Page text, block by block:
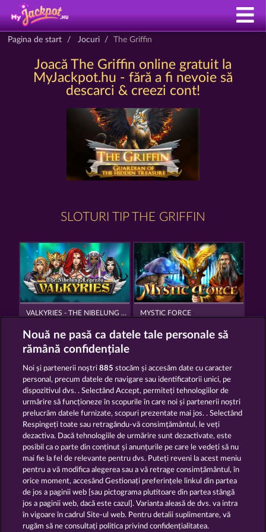
Pagina de start Jocuri The Griffin
Joacă The Griffin online gratuit la
MyJackpot.hu - fără a fi nevoie să
descarci & creezi cont!
SLOTURI TIP THE GRIFFIN
VALKYRIES - THE NIBELUNG LEGENDS MYSTIC FORCE
GATES OF ISHTAR THE LAND OF HEROES
Termeni și condiții
Declarație de confidențialitate
Asistență tehnică Firmă
Întrebări frecvente Program de afiliere
Nouă ne pasă ca datele tale personale să
rămână confidențiale
Noi și partenerii noștri885 stocăm și accesăm date cu caracter
personal, precum datele de navigare sau identificatorii unici, pe
dispozitivul dvs. . Selectând Accept, permiteți tehnologiilor de
urmărire să funcționeze în scopurile în care noi și partenerii noștri
prelucrăm datele furnizate, scopuri prezentate mai jos. . Selectând
Respingeți toate sau retragându-vă consimțământul, le veți
dezactiva. Dacă tehnologiile de urmărire sunt dezactivate, este
posibil ca o parte din conținut și anunțurile pe care le vedeți să nu
mai fie la fel de relevante pentru dvs. Puteți reveni la acest meniu
pentru a vă modifica alegerea sau a vă retrage consimțământul, în
orice moment, accesând Gestionați preferințele linkul din partea
de jos a paginii web [sau pictograma plutitoare din partea stângă
jos a paginii web, dacă este cazul]. Varianta aleasă de dvs. va intra
în vigoare în cadrul Site-ul web. Pentru detalii suplimentare, vă
rugăm să ne consultați politica privind confidențialitatea.